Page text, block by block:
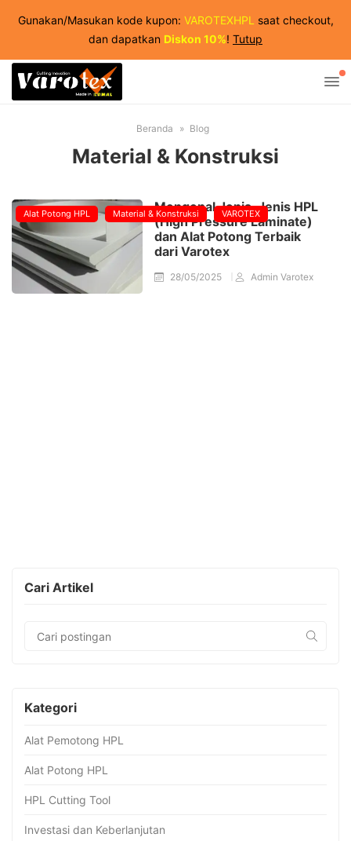
Gunakan/Masukan kode kupon: VAROTEXHPL saat checkout,
dan dapatkan Diskon 10%! Tutup
Beranda Blog
Material & Konstruksi
Alat Potong HPL Material & Konstruksi VAROTEX
Mengenal Jenis-Jenis HPL
(High Pressure Laminate)
dan Alat Potong Terbaik
dari Varotex
28/05/2025 Admin Varotex
Cari Artikel
Kategori
Alat Pemotong HPL
Alat Potong HPL
HPL Cutting Tool
Investasi dan Keberlanjutan